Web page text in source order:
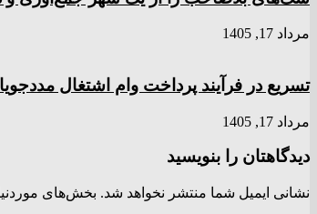
مرداد 17, 1405
تسریع در فرآیند پرداخت وام اشتغال
مرداد 17, 1405
دیدگاهتان را بنویسید
نشانی ایمیل شما منتشر نخواهد شد. بخش‌های